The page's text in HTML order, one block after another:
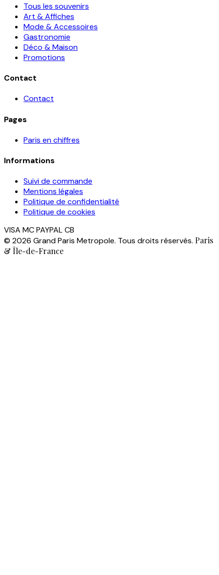
Tous les souvenirs
Art & Affiches
Mode & Accessoires
Gastronomie
Déco & Maison
Promotions
Contact
Contact
Pages
Paris en chiffres
Informations
Suivi de commande
Mentions légales
Politique de confidentialité
Politique de cookies
VISA MCPAYPALCB
© 2026 Grand Paris Metropole. Tous droits réservés. Paris
& Île-de-France